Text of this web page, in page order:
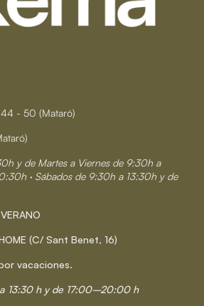
44 - 50 (Mataró)
y de Martes a Viernes de 9:30h a
· Sábados de 9:30h a 13:30h y de
(C/ Sant Benet, 16)
vacaciones.
13:30 h y de 17:00–20:00 h